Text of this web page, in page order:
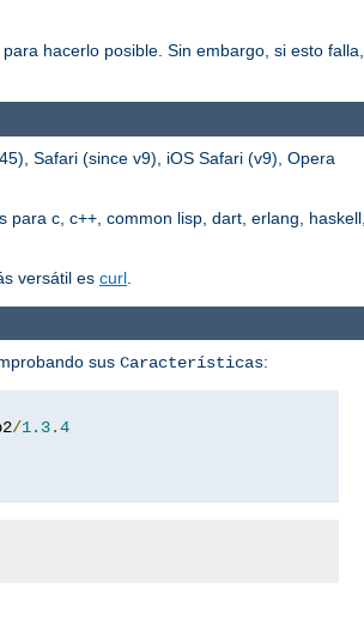
para hacerlo posible. Sin embargo, si esto falla,
Safari (since v9), iOS Safari (v9), Opera
para c, c++, common lisp, dart, erlang, haskell,
versátil es curl
sus Características:
/1.3.4